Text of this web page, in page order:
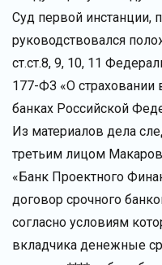
Суд первой инстанции,
руководствовался
ст.ст.8, 9, 10, 11
177-ФЗ «О страховании
банках Российской
Из материалов дела
третьим лицом
«Банк Проектного
договор срочного
согласно условиям
вкладчика денежные